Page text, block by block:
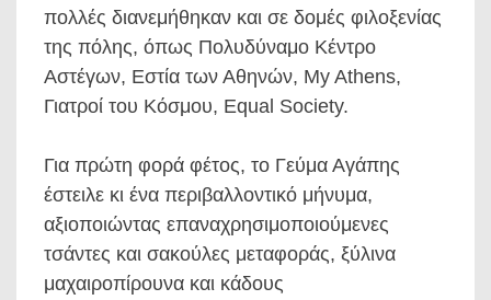
πολλές διανεμήθηκαν και σε δομές φιλοξενίας
της πόλης, όπως Πολυδύναμο Κέντρο
Αστέγων, Εστία των Αθηνών, My Athens,
Γιατροί του Κόσμου, Equal Society.
Για πρώτη φορά φέτος, το Γεύμα Αγάπης
έστειλε κι ένα περιβαλλοντικό μήνυμα,
αξιοποιώντας επαναχρησιμοποιούμενες
τσάντες και σακούλες μεταφοράς, ξύλινα
μαχαιροπίρουνα και κάδους